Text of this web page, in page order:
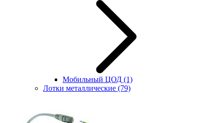
Мобильный ЦОД (1)
Лотки металлические (79)